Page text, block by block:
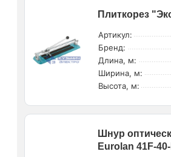
Плиткорез
Артикул:
Бренд:
Длина, м:
Ширина, м:
Высота, м:
Шнур
Eurolan 41F-